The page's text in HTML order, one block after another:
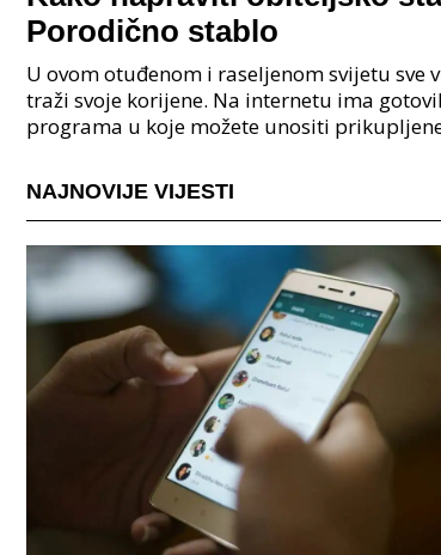
Porodično stablo
U ovom otuđenom i raseljenom svijetu sve
traži svoje korijene. Na internetu ima
programa u koje možete unositi
NAJNOVIJE VIJESTI